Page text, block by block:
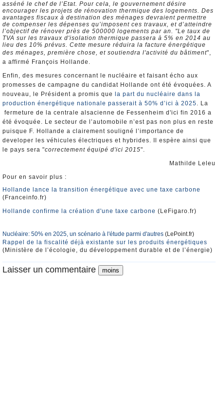
asséné le chef de l’Etat. Pour cela, le gouvernement désire
encourager les projets de rénovation thermique des logements. Des
avantages fiscaux à destination des ménages devraient permettre
de compenser les dépenses qu’imposent ces travaux, et d’atteindre
l’objectif de rénover près de 500000 logements par an. "Le taux de
TVA sur les travaux d'isolation thermique passera à 5% en 2014 au
lieu des 10% prévus. Cette mesure réduira la facture énergétique
des ménages, première chose, et soutiendra l'activité du bâtiment",
a affirmé François Hollande.
Enfin, des mesures concernant le nucléaire et faisant écho aux
promesses de campagne du candidat Hollande ont été évoquées. A
nouveau, le Président a promis que
la part du nucléaire dans la
production énergétique nationale passerait à 50% d’ici à 2025. La
fermeture de la centrale alsacienne de Fessenheim d'ici fin 2016 a
été évoquée. Le secteur de l’automobile n’est pas non plus en reste
puisque F. Hollande a clairement souligné l’importance de
developer les véhicules électriques et hybrides. Il espère ainsi que
le pays sera "correctement équipé d'ici 2015".
Mathilde Leleu
Pour en savoir plus :
Hollande lance la transition énergétique avec une taxe carbone
(Franceinfo.fr)
Hollande confirme la création d'une taxe carbone (LeFigaro.fr)
Nucléaire: 50% en 2025, un scénario à l'étude parmi d'autres (LePoint.fr)
Rappel de la fiscalité déjà existante sur les produits énergétiques
(Ministère de l’écologie, du développement durable et de l’énergie)
Laisser un commentaire